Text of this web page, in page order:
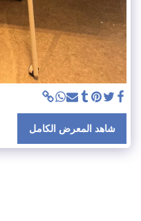
شاهد المعرض الكامل